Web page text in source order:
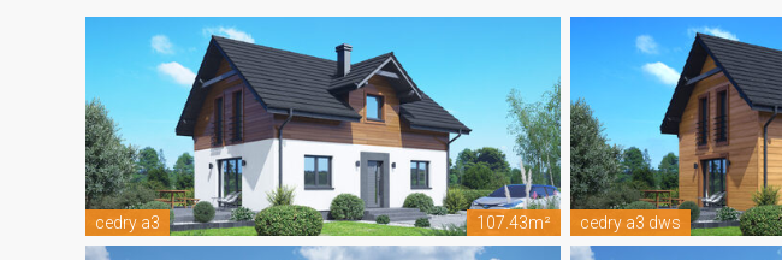
cedry a3 107.43m² cedry a3 dws